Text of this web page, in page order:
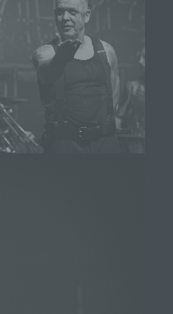
betroffene Person
Daten
sich auf der
Verantwortlichen
Daten zu
Daten dabei
übermittelt
Eingabemaske,
personenbezogenen
die interne
Zwecke erhoben und
Verantwortliche
oder mehrere
einen
der die
ausschließlich für